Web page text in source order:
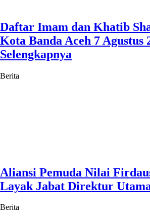
Daftar Imam dan Khatib
Kota Banda Aceh 7 Agustus
Selengkapnya
Berita
Aliansi Pemuda Nilai
Layak Jabat Direktur
Berita